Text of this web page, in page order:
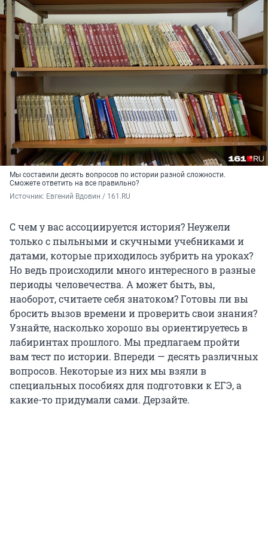
Мы составили десять вопросов по истории разной сложности.
Сможете ответить на все правильно?
Источник: Евгений Вдовин / 161.RU
С чем у вас ассоциируется история? Неужели
только с пыльными и скучными учебниками и
датами, которые приходилось зубрить на уроках?
Но ведь происходили много интересного в разные
периоды человечества. А может быть, вы,
наоборот, считаете себя знатоком? Готовы ли вы
бросить вызов времени и проверить свои знания?
Узнайте, насколько хорошо вы ориентируетесь в
лабиринтах прошлого. Мы предлагаем пройти
вам тест по истории. Впереди — десять различных
вопросов. Некоторые из них мы взяли в
специальных пособиях для подготовки к ЕГЭ, а
какие-то придумали сами. Дерзайте.